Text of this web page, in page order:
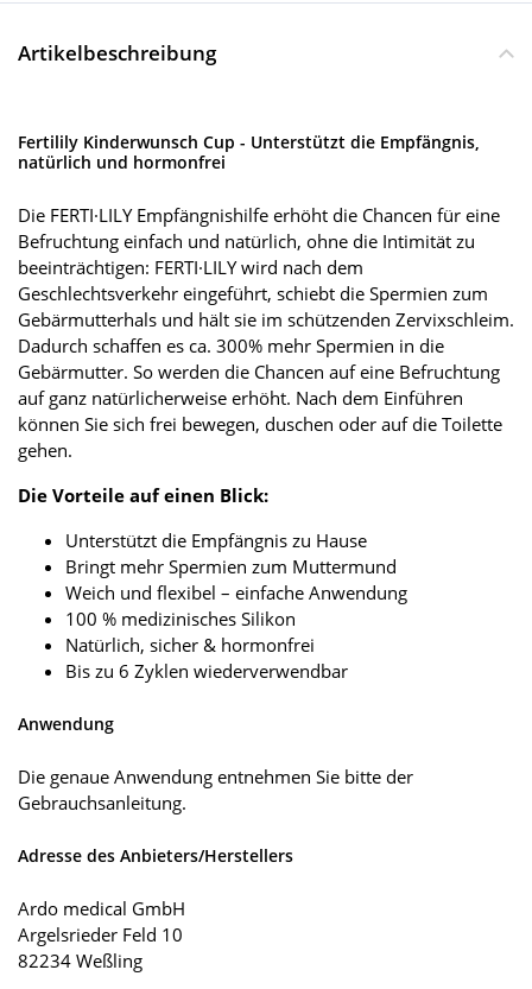
Artikelbeschreibung
Fertilily Kinderwunsch Cup - Unterstützt die Empfängnis,
natürlich und hormonfrei
Die FERTI·LILY Empfängnishilfe erhöht die Chancen für eine
Befruchtung einfach und natürlich, ohne die Intimität zu
beeinträchtigen: FERTI·LILY wird nach dem
Geschlechtsverkehr eingeführt, schiebt die Spermien zum
Gebärmutterhals und hält sie im schützenden Zervixschleim.
Dadurch schaffen es ca. 300% mehr Spermien in die
Gebärmutter. So werden die Chancen auf eine Befruchtung
auf ganz natürlicherweise erhöht. Nach dem Einführen
können Sie sich frei bewegen, duschen oder auf die Toilette
gehen.
Die Vorteile auf einen Blick:
Unterstützt die Empfängnis zu Hause
Bringt mehr Spermien zum Muttermund
Weich und flexibel – einfache Anwendung
100 % medizinisches Silikon
Natürlich, sicher & hormonfrei
Bis zu 6 Zyklen wiederverwendbar
Anwendung
Die genaue Anwendung entnehmen Sie bitte der
Gebrauchsanleitung.
Adresse des Anbieters/Herstellers
Ardo medical GmbH
Argelsrieder Feld 10
82234 Weßling